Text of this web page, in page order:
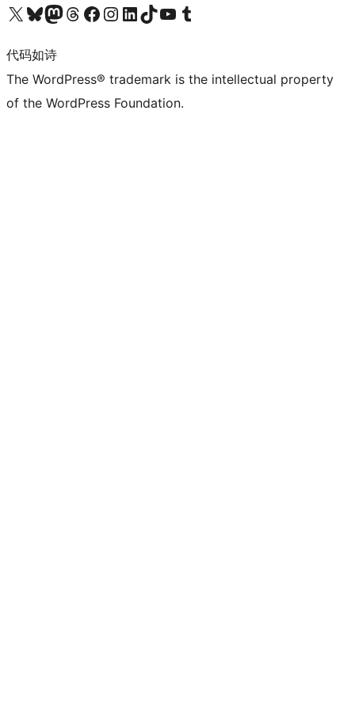
关注我们的 X（原 Twitter）账号访问我们的 Bluesky 账号关注我们的 Mastodon 账号访问我们的 Threads 账号 访问我们的 Facebook 公共主页关注我们的 Instagram 账号 关注我们的 LinkedIn 主页访问我们的 TikTok 账号访问我们的 YouTube 频道 访问我们的 Tumblr 账号
代码如诗
The WordPress® trademark is the intellectual property
of the WordPress Foundation.